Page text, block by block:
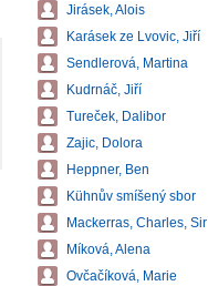
Jirásek, Alois
Karásek ze Lvovic, Jiří
Sendlerová, Martina
Kudrnáč, Jiří
Tureček, Dalibor
Zajic, Dolora
Heppner, Ben
Kühnův smíšený sbor
Mackerras, Charles, Sir
Míková, Alena
Ovčačíková, Marie